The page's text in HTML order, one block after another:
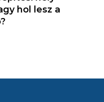
hol lesz a